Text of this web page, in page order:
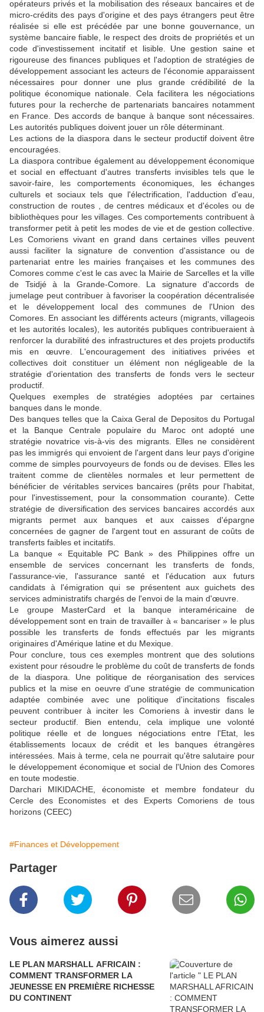
opérateurs privés et la mobilisation des réseaux bancaires et de
micro-crédits des pays d'origine et des pays étrangers peut être
réalisée si elle est précédée par une bonne gouvernance, un
système bancaire fiable, le respect des droits de propriétés et un
code d'investissement incitatif et lisible. Une gestion saine et
rigoureuse des finances publiques et l'adoption de stratégies de
développement associant les acteurs de l'économie apparaissent
nécessaires pour donner une plus grande crédibilité de la
politique économique nationale. Cela facilitera les négociations
futures pour la recherche de partenariats bancaires notamment
en France. Des accords de banque à banque sont nécessaires.
Les autorités publiques doivent jouer un rôle déterminant.
Les actions de la diaspora dans le secteur productif doivent être
encouragées.
La diaspora contribue également au développement économique
et social en effectuant d'autres transferts invisibles tels que le
savoir-faire, les comportements économiques, les échanges
culturels et sociaux tels que l'électrification, l'adduction d'eau,
construction de routes , de centres médicaux et d'écoles ou de
bibliothèques pour les villages. Ces comportements contribuent à
transformer petit à petit les modes de vie et de gestion collective.
Les Comoriens vivant en grand dans certaines villes peuvent
aussi faciliter la signature de convention d'assistance ou de
partenariat entre les mairies françaises et les communes des
Comores comme c'est le cas avec la Mairie de Sarcelles et la ville
de Tsidjé à la Grande-Comore. La signature d'accords de
jumelage peut contribuer à favoriser la coopération décentralisée
et le développement local des communes de l'Union des
Comores. En associant les différents acteurs (migrants, villageois
et les autorités locales), les autorités publiques contribueraient à
renforcer la durabilité des infrastructures et des projets productifs
mis en œuvre. L'encouragement des initiatives privées et
collectives doit constituer un élément non négligeable de la
stratégie d'orientation des transferts de fonds vers le secteur
productif.
Quelques exemples de stratégies adoptées par certaines
banques dans le monde.
Des banques telles que la Caixa Geral de Depositos du Portugal
et la Banque Centrale populaire du Maroc ont adopté une
stratégie novatrice vis-à-vis des migrants. Elles ne considèrent
pas les immigrés qui envoient de l'argent dans leur pays d'origine
comme de simples pourvoyeurs de fonds ou de devises. Elles les
traitent comme de clientèles normales et leur permettent de
bénéficier de véritables services bancaires (prêts pour l'habitat,
pour l'investissement, pour la consommation courante). Cette
stratégie de diversification des services bancaires accordés aux
migrants permet aux banques et aux caisses d'épargne
concernées de gagner de l'argent tout en assurant de coûts de
transferts faibles et incitatifs.
La banque « Equitable PC Bank » des Philippines offre un
ensemble de services concernant les transferts de fonds,
l'assurance-vie, l'assurance santé et l'éducation aux futurs
candidats à l'émigration qui se présentent aux guichets des
services administratifs chargés de l'envoi de la main d'œuvre.
Le groupe MasterCard et la banque interaméricaine de
développement sont en train de travailler à « bancariser » le plus
possible les transferts de fonds effectués par les migrants
originaires d'Amérique latine et du Mexique.
Pour conclure, tous ces exemples montrent que des solutions
existent pour résoudre le problème du coût de transferts de fonds
de la diaspora. Une politique de réorganisation des services
publics et la mise en oeuvre d'une stratégie de communication
adaptée combinée avec une politique d'incitations fiscales
peuvent contribuer à inciter les Comoriens à investir dans le
secteur productif. Bien entendu, cela implique une volonté
politique réelle et de longues négociations entre l'Etat, les
établissements locaux de crédit et les banques étrangères
intéressées. Mais à terme, cela ne pourrait qu'être salutaire pour
le développement économique et social de l'Union des Comores
en toute modestie.
Darchari MIKIDACHE, économiste et membre fondateur du
Cercle des Economistes et des Experts Comoriens de tous
horizons (CEEC)
#Finances et Développement
Partager
Vous aimerez aussi
LE PLAN MARSHALL AFRICAIN :
COMMENT TRANSFORMER LA
JEUNESSE EN PREMIÈRE RICHESSE
DU CONTINENT